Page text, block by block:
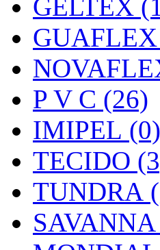
GELTEX
P V C (26)
IMIPEL (0)
TECIDO
TUNDRA